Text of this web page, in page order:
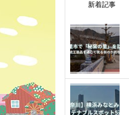
新着記事